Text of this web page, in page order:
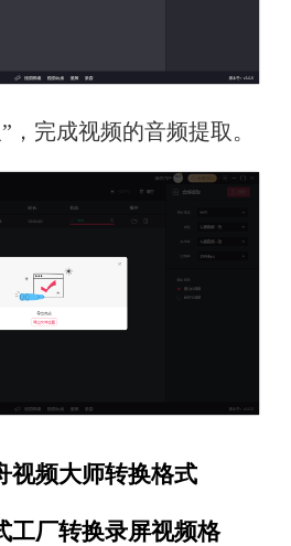
，完成视频的音频提取。
视频大师转换格式
工厂转换录屏视频格